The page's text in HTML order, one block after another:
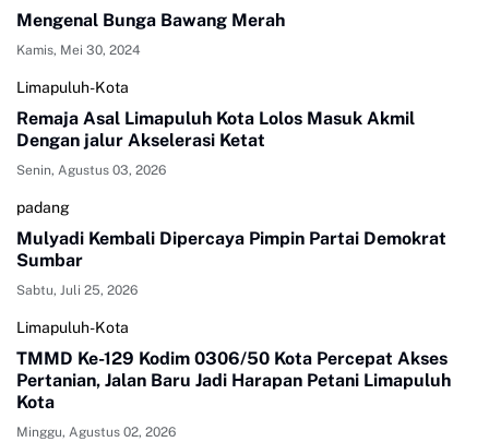
Mengenal Bunga Bawang Merah
Kamis, Mei 30, 2024
Limapuluh-Kota
Remaja Asal Limapuluh Kota Lolos Masuk Akmil
Dengan jalur Akselerasi Ketat
Senin, Agustus 03, 2026
padang
Mulyadi Kembali Dipercaya Pimpin Partai Demokrat
Sumbar
Sabtu, Juli 25, 2026
Limapuluh-Kota
TMMD Ke-129 Kodim 0306/50 Kota Percepat Akses
Pertanian, Jalan Baru Jadi Harapan Petani Limapuluh
Kota
Minggu, Agustus 02, 2026